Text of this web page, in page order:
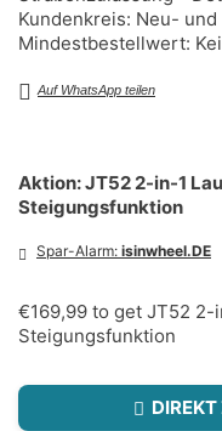
Kundenkreis: Neu-
Mindestbestellwert:
Auf WhatsApp teilen
Aktion: JT52 2-in-1
Steigungsfunktion
Spar-Alarm: isinwheel.DE
€169,99 to get JT52
Steigungsfunktion